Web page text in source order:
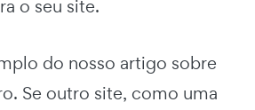
o seu site.
do nosso artigo sobre
Se outro site, como uma